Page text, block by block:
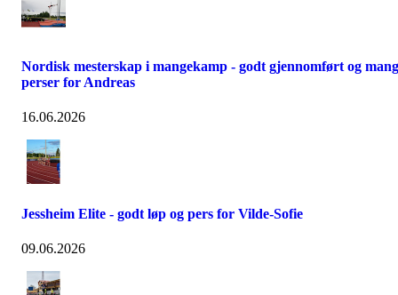
Nordisk mesterskap i mangekamp - godt gjennomført og
perser for Andreas
16.06.2026
Jessheim Elite - godt løp og pers for Vilde-Sofie
09.06.2026